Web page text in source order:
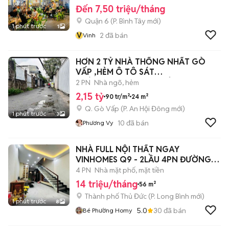
1 phút trước 1
Đến 7,50 triệu/tháng
Quận 6 (P. Bình Tây mới)
VVinh 2 đã bán
1 phút trước 3
HƠN 2 TỶ NHÀ THỐNG NHẤT GÒ
VẤP ,HẺM Ô TÔ SÁT
NHÀ,24M²,NGANG 6M,Ở NGAY
2 PN Nhà ngõ, hẻm
2,15 tỷ 90 tr/m² 24 m²
Q. Gò Vấp (P. An Hội Đông mới)
Phương Vy 10 đã bán
1 phút trước 8
NHÀ FULL NỘI THẤT NGAY
VINHOMES Q9 - 2LẦU 4PN ĐƯỜNG
OTO
4 PN Nhà mặt phố, mặt tiền
14 triệu/tháng 56 m²
Thành phố Thủ Đức (P. Long Bình mới)
Bé Phường Homy 5.0 30 đã bán